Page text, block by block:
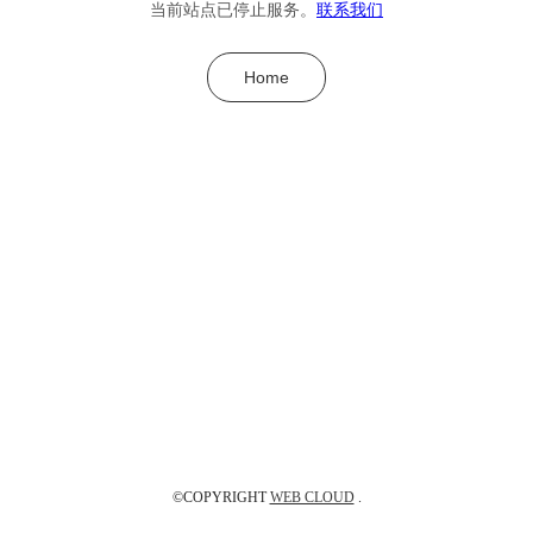
当前站点已停止服务。 联系我们
Home
©COPYRIGHTWEB CLOUD.